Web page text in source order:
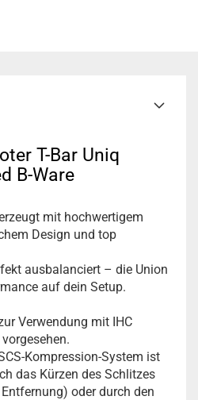
T-Bar Uniq
B-Ware
mit hochwertigem
Design und top
ausbalanciert – die Union
auf dein Setup.
Verwendung mit IHC
Kompression-System ist
das Kürzen des Schlitzes
oder durch den